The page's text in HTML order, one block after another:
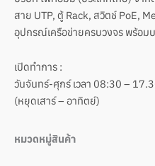
สาย UTP, ตู้ Rack, สวิตช์ PoE,
อุปกรณ์เครือข่ายครบวงจร พร้อม
เปิดทำการ :
วันจันทร์-ศุกร์ เวลา 08:30 –
(หยุดเสาร์ – อาทิตย์)
หมวดหมู่สินค้า